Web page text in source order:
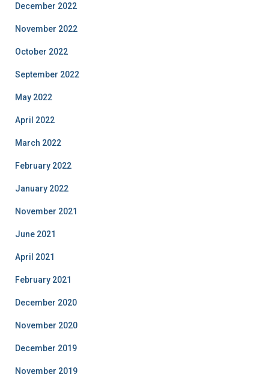
December 2022
November 2022
October 2022
September 2022
May 2022
April 2022
March 2022
February 2022
January 2022
November 2021
June 2021
April 2021
February 2021
December 2020
November 2020
December 2019
November 2019